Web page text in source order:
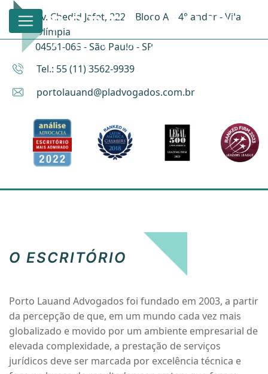
Av. Chedid Jafet, 222 – Bloco A – 4° andar - Vila
Olímpia
04551-065 - São Paulo - SP
Tel.: 55 (11) 3562-9939
portolauand@pladvogados.com.br
O ESCRITÓRIO
Porto Lauand Advogados foi fundado em 2003, a partir
da percepção de que, em um mundo cada vez mais
globalizado e movido por um ambiente empresarial de
elevada complexidade, a prestação de serviços
jurídicos deve ser marcada por excelência técnica e